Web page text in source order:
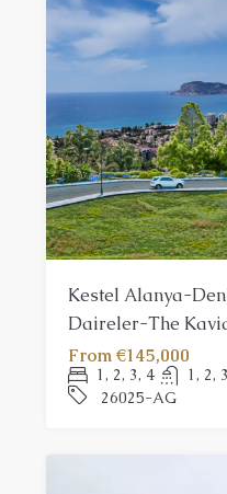
Kestel Alanya-
Daireler-The
From€145,000
1, 2, 3, 4 1, 2, 3
26025-AG